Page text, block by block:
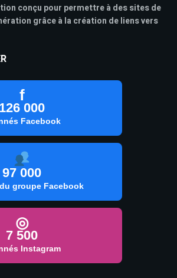
conçu pour permettre à des sites de
grâce à la création de liens vers
f
126 000
Facebook
97 000
groupe Facebook
◎
7 500
Instagram